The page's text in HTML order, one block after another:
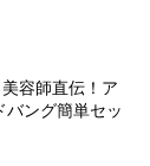
容師直伝！ア
バング簡単セッ